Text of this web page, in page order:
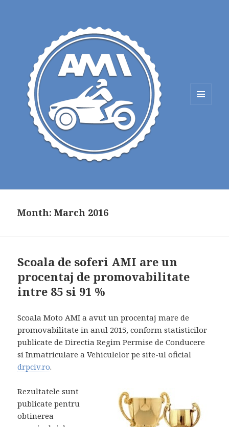
Month:March 2016
Scoala de soferi AMI are un
procentaj de promovabilitate
intre 85 si 91 %
Scoala Moto AMI a avut un procentaj mare de
promovabilitate in anul 2015, conform statisticilor
publicate de Directia Regim Permise de Conducere
si Inmatriculare a Vehiculelor pe site-ul oficial
drpciv.ro.
Rezultatele sunt
publicate pentru
obtinerea